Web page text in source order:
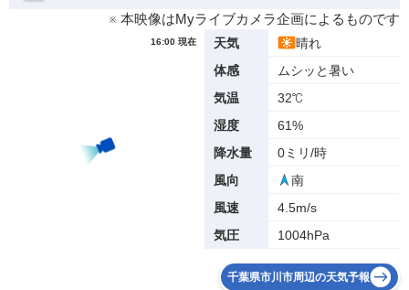
※ 本映像はMyライブカメラ企画によるものです
16:00 現在 天気
晴れ
体感
ムシッと暑い
気温
32℃
湿度
61%
降水量
0ミリ/時
風向
南
風速
4.5m/s
気圧
1004hPa
千葉県市川市周辺の天気予報